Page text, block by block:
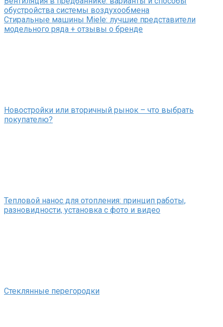
обустройства системы воздухообмена
Стиральные машины Miele: лучшие представители
модельного ряда + отзывы о бренде
Новостройки или вторичный рынок – что выбрать
покупателю?
Тепловой нанос для отопления: принцип работы,
разновидности, установка с фото и видео
Стеклянные перегородки